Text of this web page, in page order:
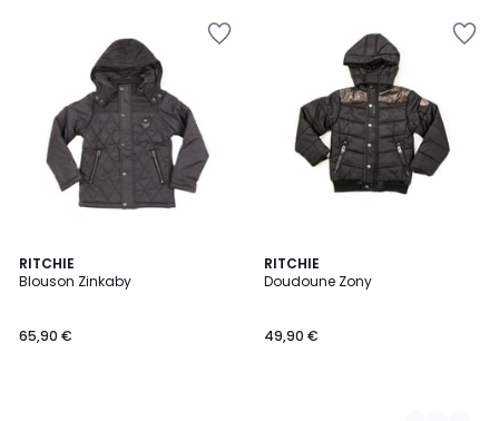
RITCHIE
Blouson Zinkaby
65,90 €
RITCHIE
Doudoune Zony
49,90 €
2
Couleurs